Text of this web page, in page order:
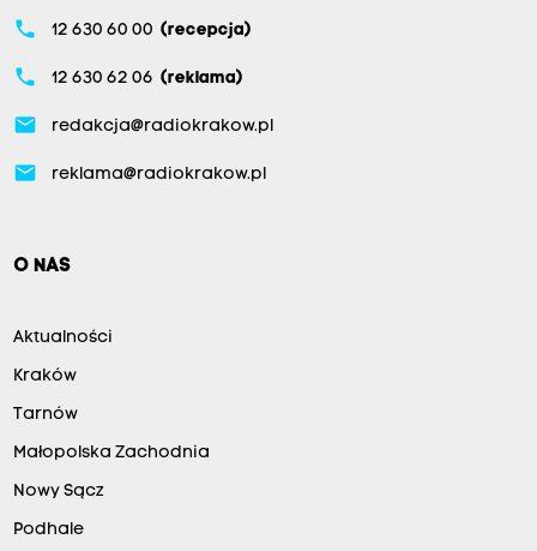
phone 12 630 60 00 (recepcja)
phone 12 630 62 06 (reklama)
email redakcja@radiokrakow.pl
email reklama@radiokrakow.pl
O NAS
Aktualności
Kraków
Tarnów
Małopolska Zachodnia
Nowy Sącz
Podhale